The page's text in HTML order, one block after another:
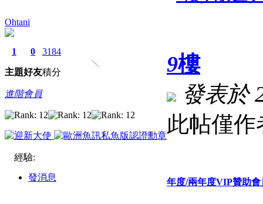
Ohtani
1
主題
0
好友
3184
積分
進階會員
經驗:
發消息
9樓
發表於
此帖僅
年度/兩年度VIP贊助